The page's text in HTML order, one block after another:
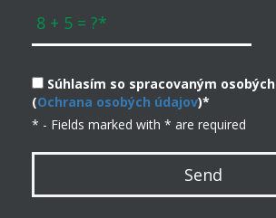
Súhlasím so spracovaným
(Ochrana osobých údajov)*
* - Fields marked with * are required
Send